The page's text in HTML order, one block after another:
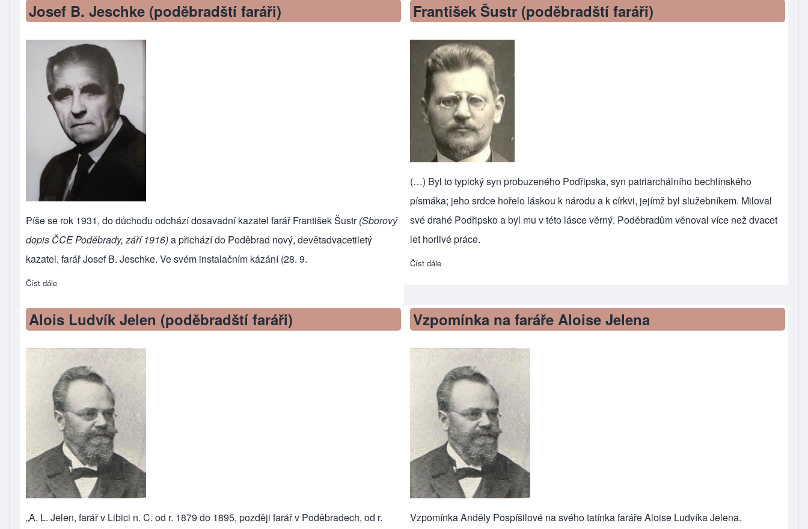
Josef B. Jeschke (poděbradští faráři)
Píše se rok 1931, do důchodu odchází dosavadní kazatel farář František Šustr (Sborový
dopis ČCE Poděbrady, září 1916)a přichází do Poděbrad nový, devětadvacetiletý
kazatel, farář Josef B. Jeschke. Ve svém instalačním kázání (28. 9.
Číst dále
František Šustr (poděbradští faráři)
(…) Byl to typický syn probuzeného Podřipska, syn patriarchálního bechlínského
písmáka; jeho srdce hořelo láskou k národu a k církvi, jejímž byl služebníkem. Miloval
své drahé Podřipsko a byl mu v této lásce věrný. Poděbradům věnoval více než dvacet
let horlivé práce.
Číst dále
Alois Ludvík Jelen (poděbradští faráři)
„A. L. Jelen, farář v Libici n. C. od r. 1879 do 1895, později farář v Poděbradech, od r.
Vzpomínka na faráře Aloise Jelena
Vzpomínka Anděly Pospíšilové na svého tatínka faráře Aloise Ludvíka Jelena.